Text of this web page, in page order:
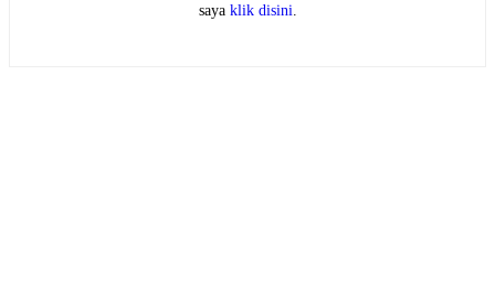
saya klik disini